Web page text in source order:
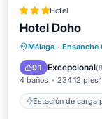
Hotel
Hotel Doho
Málaga · Ensanche
9.1 Excepcional(
4 baños 234.12 pies²
Estación de carga
Internet